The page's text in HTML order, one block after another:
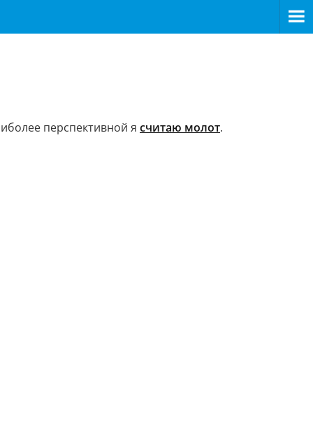
перспективной я считаю молот.